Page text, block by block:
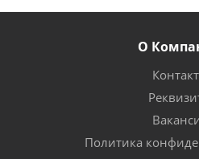
О
Политика